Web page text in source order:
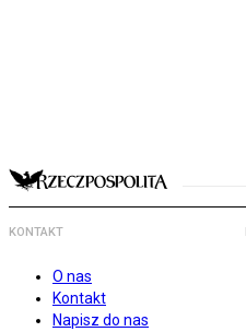
KONTAKT
O nas
Kontakt
Napisz do nas